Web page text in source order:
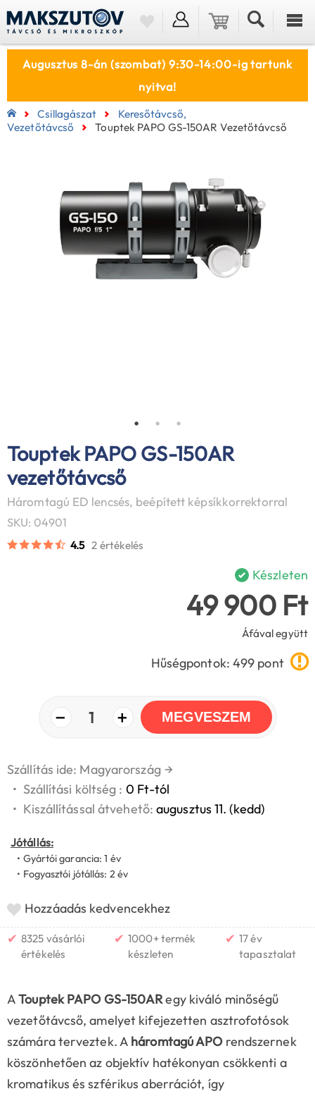
Augusztus 8-án (szombat) 9:30-14:00-ig tartunk
nyitva!
Csillagászat
Keresőtávcső,
Vezetőtávcső
Touptek PAPO GS-150AR Vezetőtávcső
Touptek PAPO GS-150AR
vezetőtávcső
Háromtagú ED lencsés, beépített képsíkkorrektorral
SKU: 04901
4.5 2 értékelés
Készleten
49 900 Ft
Áfával együtt
Hűségpontok: 499 pont
− 1 + MEGVESZEM
Szállítás ide: Magyarország →
• Szállítási költség : 0 Ft-tól
• Kiszállítással átvehető:augusztus 11. (kedd)
Jótállás:
• Gyártói garancia: 1 év
• Fogyasztói jótállás: 2 év
Hozzáadás kedvencekhez
✔ 8325 vásárlói
értékelés
✔ 1000+ termék
készleten
✔ 17 év
tapasztalat
ATouptek PAPO GS-150ARegy kiváló minőségű
vezetőtávcső, amelyet kifejezetten asztrofotósok
számára terveztek. A háromtagú APOrendszernek
köszönhetően az objektív hatékonyan csökkenti a
kromatikus és szférikus aberrációt, így